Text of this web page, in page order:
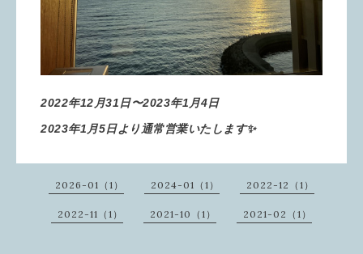
2022年12月31日〜2023年1月4日
2023年1月5日より通常営業いたします✨
2026-01（1） 2024-01（1） 2022-12（1）
2022-11（1） 2021-10（1） 2021-02（1）